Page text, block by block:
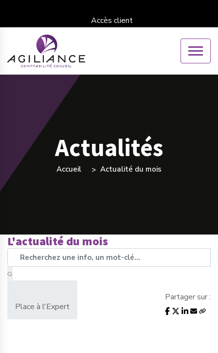
Accès client
Actualités
Accueil Actualité du mois
L'actualité du mois
Place à l'Expert
Partager sur :